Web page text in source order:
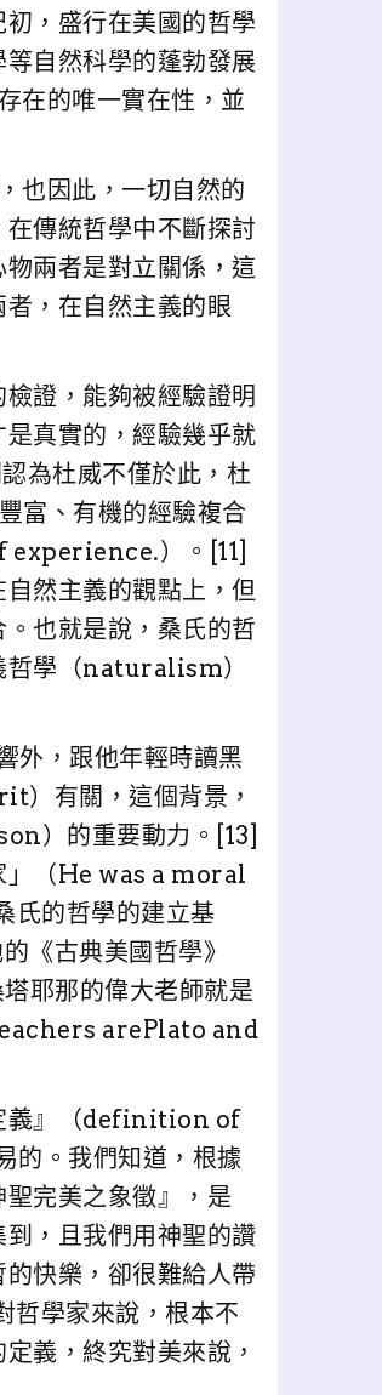
，盛行在美國的哲學
自然科學的蓬勃發展
在的唯一實在性，並
也因此，一切自然的
傳統哲學中不斷探討
兩者是對立關係，這
，在自然主義的眼
證，能夠被經驗證明
真實的，經驗幾乎就
為杜威不僅於此，杜
富、有機的經驗複合
）。[11]
然主義的觀點上，但
也就是說，桑氏的哲
哲學（naturalism）
外，跟他年輕時讀黑
有關，這個背景，
）的重要動力。[13]
」（He was a moral
的哲學的建立基
《古典美國哲學》
耶那的偉大老師就是
arePlato and
義』（definition of
的。我們知道，根據
完美之象徵』，是
到，且我們用神聖的讚
快樂，卻很難給人帶
哲學家來說，根本不
義，終究對美來說，